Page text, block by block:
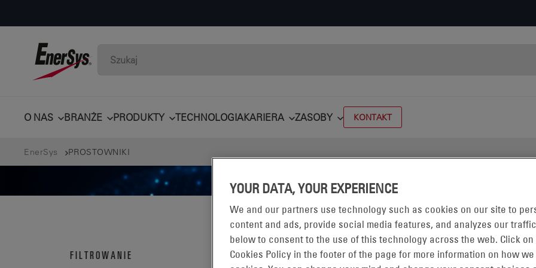
O NAS BRANŻE PRODUKTY TECHNOLOGIAKARIERA ZASOBY KONTAKT
EnerSys PROSTOWNIKI
FILTROWANIE PROSTOWNIKI
YOUR DATA, YOUR EXPERIENCE
We and our partners use technology such as cookies on our site to
content and ads, provide social media features, and analyzes our
below to consent to the use of this technology across the web. Click on
Cookies Policy in the footer of the page for more information on how